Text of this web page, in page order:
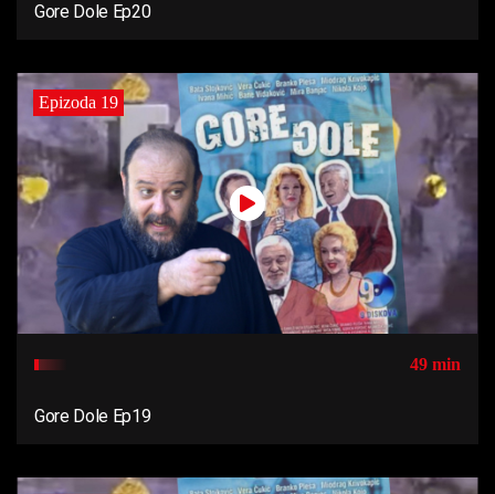
Gore Dole Ep20
Epizoda 19
49 min
Gore Dole Ep19